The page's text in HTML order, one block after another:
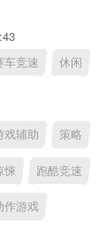
车竞速 休闲
戏辅助 策略
悚 跑酷竞速
作游戏